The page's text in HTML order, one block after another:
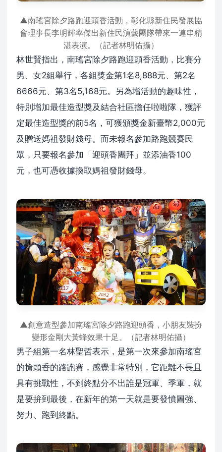
▲南瑤宮除夕路跑迎頭香活動，彰化縣新住民發展協
會理事長李明輝率傑出新住民演藝團隊帶來一連串精
湛表演。（記者林明佑攝）
林世賢指出，南瑤宮除夕路跑迎頭香活動，比賽分
男、女2組舉行，各組獎金第1名8,888元、第2名
6666元、第3名5,168元。另為增活動的趣味性，
特別增加最佳造型獎及結合社區擔任啦啦隊，獲評
定最佳造型獎的前5名，可獲頒獎金新臺幣2,000元
及贈送媽祖發財錢母。而未報名參加路跑競賽民
眾，只要報名參加「迎頭香團拜」並添油香100
元，也可憑收據換取媽祖發財錢母。
▲創意造型參加南瑤宮除夕路跑迎頭香 ，小朋友裝扮
變形金剛大黃蜂效果十足 。（記者林明佑攝）
男子組第一名林聖哲表示，是第一次來參加南瑤宮
的搶頭香的路跑賽，感覺非常特別，它距離不長且
具有挑戰性，不到終點分不出誰是冠軍、季軍，就
是要拚到最後，在新年的第一天就是要發憤圖強、
努力、跑到終點。